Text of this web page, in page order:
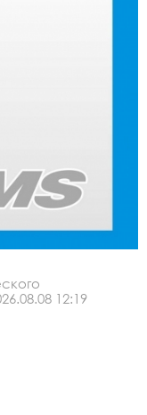
12:19